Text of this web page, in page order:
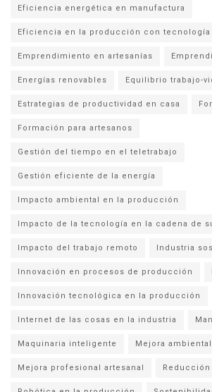
Eficiencia energética en manufactura
Eficiencia en la producción con tecnología
Emprendimiento en artesanías
Energías renovables Equilibrio trabajo-
Estrategias de productividad en casa
Formación para artesanos
Gestión del tiempo en el teletrabajo
Gestión eficiente de la energía
Impacto ambiental en la producción
Impacto de la tecnología en la cadena de
Impacto del trabajo remoto Industria
Innovación en procesos de producción
Innovación tecnológica en la producción
Internet de las cosas en la industria
Maquinaria inteligente Mejora ambiental
Mejora profesional artesanal